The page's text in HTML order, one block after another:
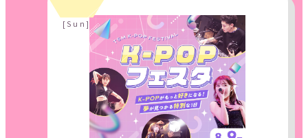
[Sun]